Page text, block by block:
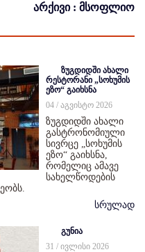
არქივი : მსოფლიო
ზუგდიდში ახალი
რესტორანი „სოხუმის
ეზო“ გაიხსნა
04 / აგვისტო 2026
ზუგდიდში ახალი
გასტრონომიული
სივრცე „სოხუმის
ეზო“ გაიხსნა,
რომელიც ამავე
სახელწოდების
სრულად
გუნია
31 / ივლისი 2026